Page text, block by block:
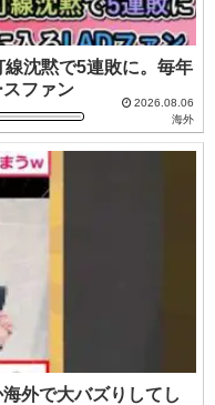
線沈黙で5連敗に。毎年
ファン
2026.08.06
海外
外で大バズりしてし